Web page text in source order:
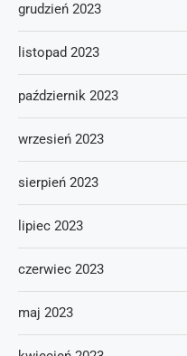
grudzień 2023
listopad 2023
październik 2023
wrzesień 2023
sierpień 2023
lipiec 2023
czerwiec 2023
maj 2023